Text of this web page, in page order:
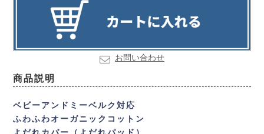
お問い合わせ
商品説明
ベビーアンドミーベルク対応
ふわふわオーガニックコットン
よだれカバー（よだれパッド）